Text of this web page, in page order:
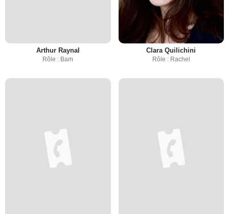
Arthur Raynal
Rôle : Bam
Clara Quilichini
Rôle : Rachel